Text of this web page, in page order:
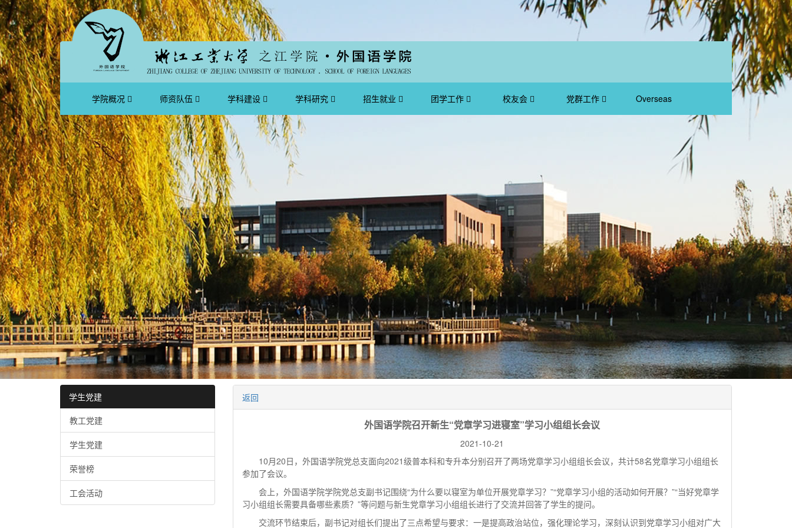
学院概况 师资队伍 学科建设 学科研究 招生就业 团学工作 校友会 党群工作 Overseas
学生党建
教工党建
学生党建
荣誉榜
工会活动
返回
外国语学院召开新生“党章学习进寝室”学习小组组长会议
2021-10-21
10月20日，外国语学院党总支面向2021级普本科和专升本分别召开了两场党章学习小组组长会议，共计58名党章学习小组组长
参加了会议。
会上，外国语学院学院党总支副书记围绕“为什么要以寝室为单位开展党章学习？”“党章学习小组的活动如何开展？”“当好党章学
习小组组长需要具备哪些素质？”等问题与新生党章学习小组组长进行了交流并回答了学生的提问。
交流环节结束后，副书记对组长们提出了三点希望与要求：一是提高政治站位，强化理论学习，深刻认识到党章学习小组对广大